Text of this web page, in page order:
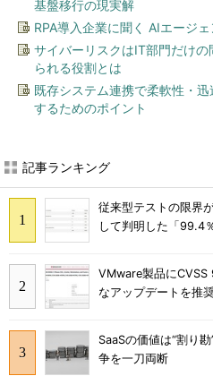
基盤移行の現実解
RPA導入企業に聞く AIエージ
サイバーリスクはIT部門だけ
られる役割とは
既存システム連携で柔軟性・
するためのポイント
記事ランキング
従来型テストの限界
して判明した「99.4
VMware製品に
なアップデートを推
SaaSの価値は“割り
争を一刀両断